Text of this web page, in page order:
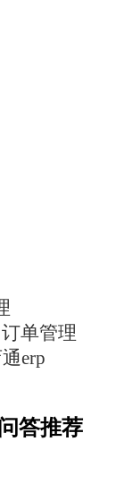
订单管理
erp
答推荐